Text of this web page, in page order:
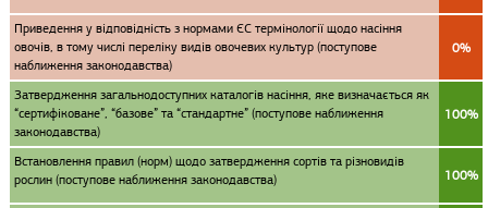
Приведення у відповідність з нормами ЄС термінології щодо насіння
овочів, в тому числі переліку видів овочевих культур (поступове
наближення законодавства)
0%
Затвердження загальнодоступних каталогів насіння, яке визначається як
“сертифіковане”, “базове” та “стандартне” (поступове наближення
законодавства)
100%
Встановлення правил (норм) щодо затвердження сортів та різновидів
рослин (поступове наближення законодавства)
100%